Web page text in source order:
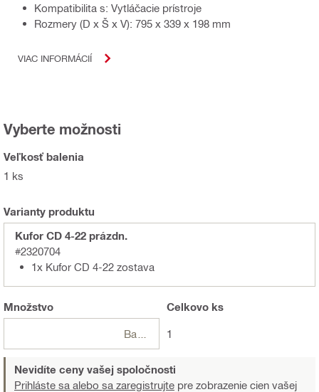
Kompatibilita s: Vytláčacie prístroje
Rozmery (D x Š x V): 795 x 339 x 198 mm
VIAC INFORMÁCIÍ
Vyberte možnosti
Veľkosť balenia
1 ks
Varianty produktu
Kufor CD 4-22 prázdn.
#2320704
1x Kufor CD 4-22 zostava
Množstvo Celkovo ks
1
Nevidíte ceny vašej spoločnosti
Prihláste sa alebo sa zaregistrujte pre zobrazenie cien vašej